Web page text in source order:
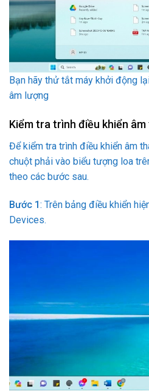
Bạn hãy thử tắt máy khởi động
âm lượng
Kiểm tra trình điều khiển
Để kiểm tra trình điều khiển âm
chuột phải vào biểu tượng loa
theo các bước sau.
Bước 1: Trên bảng điều khiển
Devices.